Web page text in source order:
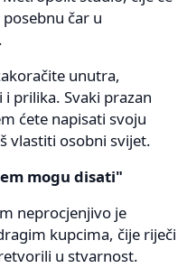
čar u
unutra,
prilika. Svaki prazan
ćete napisati svoju
vlastiti osobni svijet.
mogu disati"
neprocjenjivo je
kupcima, čije riječi
u stvarnost.